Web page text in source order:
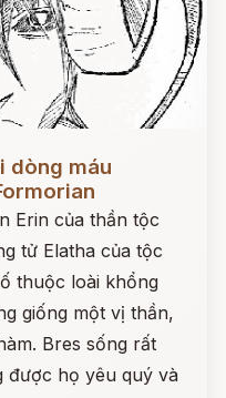
dòng máu
Erin của thần tộc
tử Elatha của tộc
thuộc loài khổng
giống một vị thần,
Bres sống rất
được họ yêu quý và